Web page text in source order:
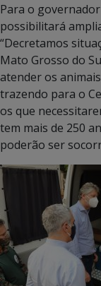
Para o
possibilitará
“Decretamos
Mato Grosso do
atender os
trazendo para o
os que
tem mais de 250
poderão ser